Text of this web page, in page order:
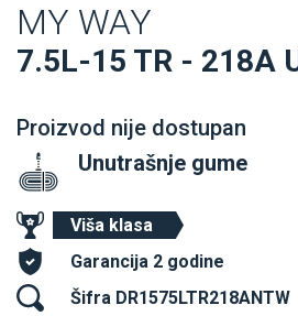
MY WAY
7.5L-15 TR - 218A
Proizvod nije dostupan
Unutrašnje gume
Viša klasa
Garancija 2 godine
Šifra DR1575LTR218ANTW